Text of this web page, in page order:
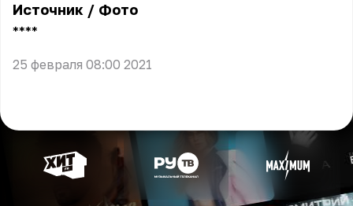
Источник / Фото
** **
25 февраля 08:00 2021